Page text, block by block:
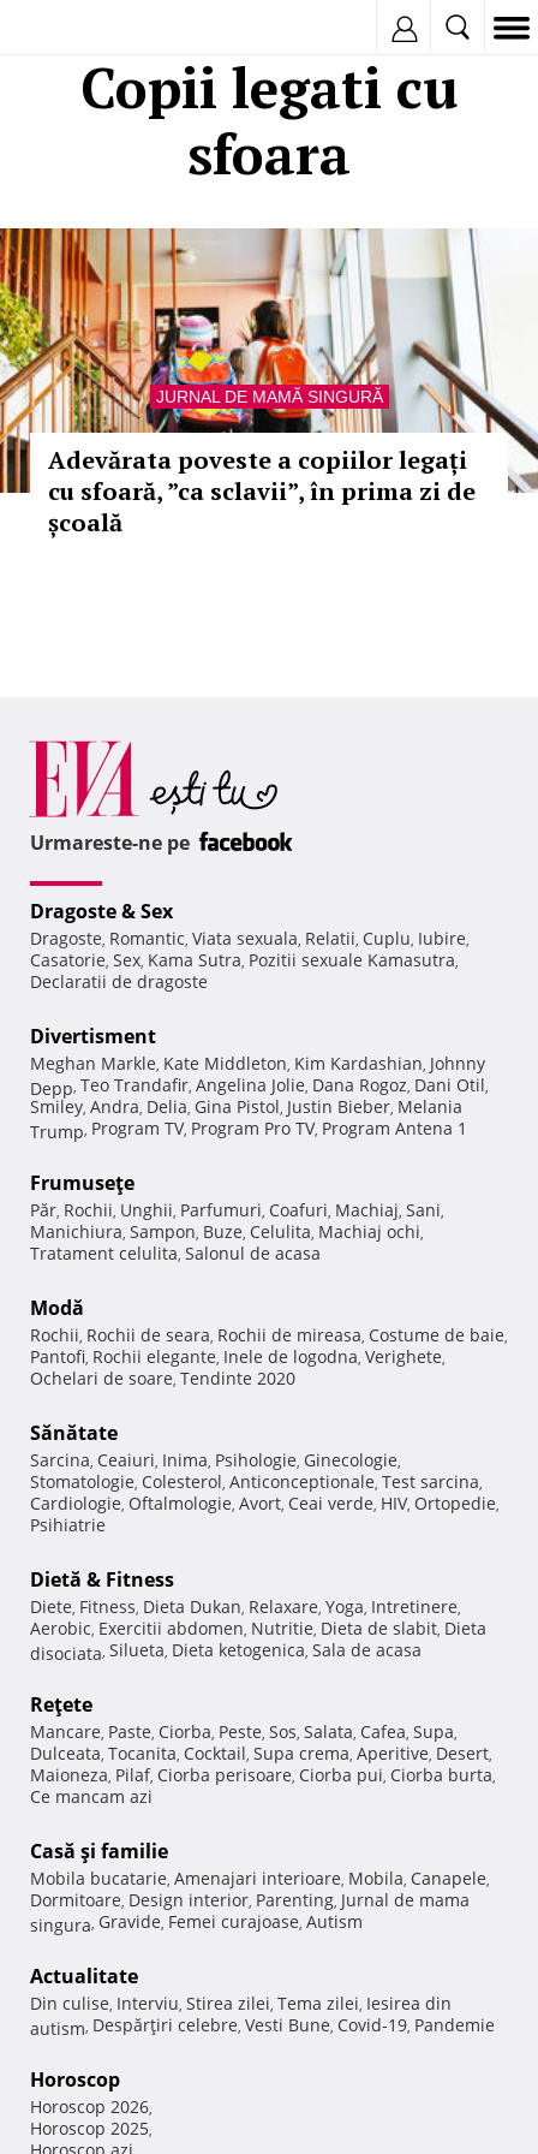
Copii legati cu
sfoara
JURNAL DE MAMĂ SINGURĂ
Adevărata poveste a copiilor legați
cu sfoară, ”ca sclavii”, în prima zi de
școală
Urmareste-ne pe
Dragoste & Sex
Dragoste, Romantic, Viata sexuala, Relatii, Cuplu, Iubire,
Casatorie, Sex, Kama Sutra, Pozitii sexuale Kamasutra,
Declaratii de dragoste
Divertisment
Meghan Markle, Kate Middleton, Kim Kardashian, Johnny
Depp, Teo Trandafir, Angelina Jolie, Dana Rogoz, Dani Otil,
Smiley, Andra, Delia, Gina Pistol, Justin Bieber, Melania
Trump, Program TV, Program Pro TV, Program Antena 1
Frumuseţe
Păr, Rochii, Unghii, Parfumuri, Coafuri, Machiaj, Sani,
Manichiura, Sampon, Buze, Celulita, Machiaj ochi,
Tratament celulita, Salonul de acasa
Modă
Rochii, Rochii de seara, Rochii de mireasa, Costume de baie,
Pantofi, Rochii elegante, Inele de logodna, Verighete,
Ochelari de soare, Tendinte 2020
Sănătate
Sarcina, Ceaiuri, Inima, Psihologie, Ginecologie,
Stomatologie, Colesterol, Anticonceptionale, Test sarcina,
Cardiologie, Oftalmologie, Avort, Ceai verde, HIV, Ortopedie,
Psihiatrie
Dietă & Fitness
Diete, Fitness, Dieta Dukan, Relaxare, Yoga, Intretinere,
Aerobic, Exercitii abdomen, Nutritie, Dieta de slabit, Dieta
disociata, Silueta, Dieta ketogenica, Sala de acasa
Reţete
Mancare, Paste, Ciorba, Peste, Sos, Salata, Cafea, Supa,
Dulceata, Tocanita, Cocktail, Supa crema, Aperitive, Desert,
Maioneza, Pilaf, Ciorba perisoare, Ciorba pui, Ciorba burta,
Ce mancam azi
Casă şi familie
Mobila bucatarie, Amenajari interioare, Mobila, Canapele,
Dormitoare, Design interior, Parenting, Jurnal de mama
singura, Gravide, Femei curajoase, Autism
Actualitate
Din culise, Interviu, Stirea zilei, Tema zilei, Iesirea din
autism, Despărţiri celebre, Vesti Bune, Covid-19, Pandemie
Horoscop
Horoscop 2026,
Horoscop 2025,